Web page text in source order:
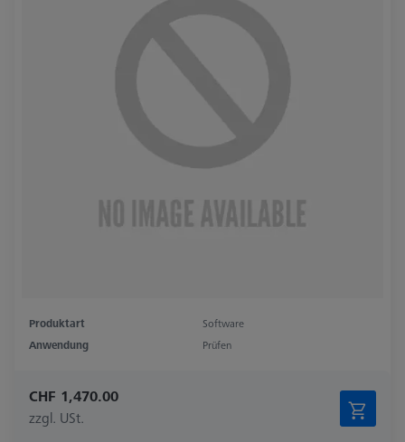
Produktart
Software
Anwendung
Prüfen
CHF 1,470.00
zzgl. USt.